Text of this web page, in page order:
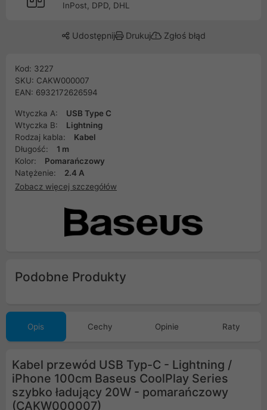
InPost, DPD, DHL
Udostępnij Drukuj Zgłoś błąd
Kod: 3227
SKU: CAKW000007
EAN: 6932172626594
Wtyczka A:
USB Type C
Wtyczka B:
Lightning
Rodzaj kabla:
Kabel
Długość:
1 m
Kolor:
Pomarańczowy
Natężenie:
2.4 A
Zobacz więcej szczegółów
Podobne Produkty
Opis Cechy Opinie Raty
Kabel przewód USB Typ-C - Lightning /
iPhone 100cm Baseus CoolPlay Series
szybko ładujący 20W - pomarańczowy
(CAKW000007)